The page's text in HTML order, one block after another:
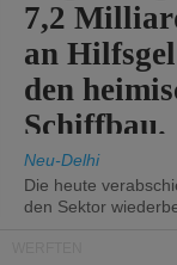
7,2
an
den
Schiffbau.
Neu-Delhi
Die heute
den Sektor